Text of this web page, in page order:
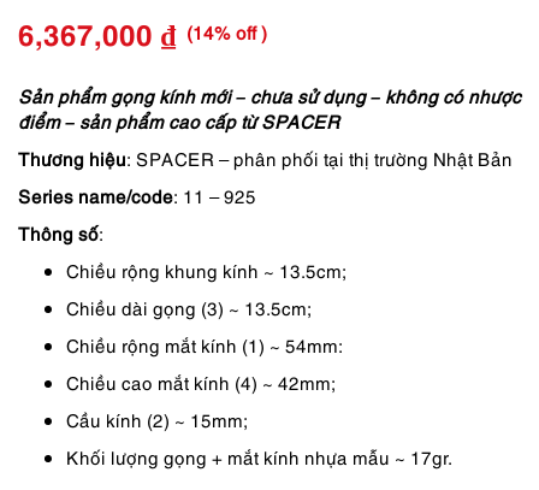
Giá
gốc
là:
7,490,000 ₫.
6,367,000 ₫
Giá
hiện
tại
(14% off )
Sản phẩm gọng kính mới – chưa sử dụng – không có nhược
điểm – sản phẩm cao cấp từ SPACER
Thương hiệu: SPACER – phân phối tại thị trường Nhật Bản
Series name/code: 11 – 925
Thông số:
Chiều rộng khung kính ~ 13.5cm;
Chiều dài gọng (3) ~ 13.5cm;
Chiều rộng mắt kính (1) ~ 54mm:
Chiều cao mắt kính (4) ~ 42mm;
Cầu kính (2) ~ 15mm;
Khối lượng gọng + mắt kính nhựa mẫu ~ 17gr.